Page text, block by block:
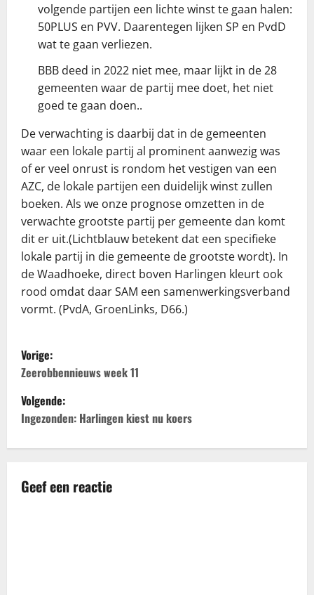
volgende partijen een lichte winst te gaan halen:
50PLUS en PVV. Daarentegen lijken SP en PvdD
wat te gaan verliezen.
BBB deed in 2022 niet mee, maar lijkt in de 28
gemeenten waar de partij mee doet, het niet
goed te gaan doen..
De verwachting is daarbij dat in de gemeenten
waar een lokale partij al prominent aanwezig was
of er veel onrust is rondom het vestigen van een
AZC, de lokale partijen een duidelijk winst zullen
boeken. Als we onze prognose omzetten in de
verwachte grootste partij per gemeente dan komt
dit er uit.(Lichtblauw betekent dat een specifieke
lokale partij in die gemeente de grootste wordt). In
de Waadhoeke, direct boven Harlingen kleurt ook
rood omdat daar SAM een samenwerkingsverband
vormt. (PvdA, GroenLinks, D66.)
B
e
r
h
Vorige:
Zeerobbennieuws week 11
Volgende:
Ingezonden: Harlingen kiest nu koers
Geef een reactie